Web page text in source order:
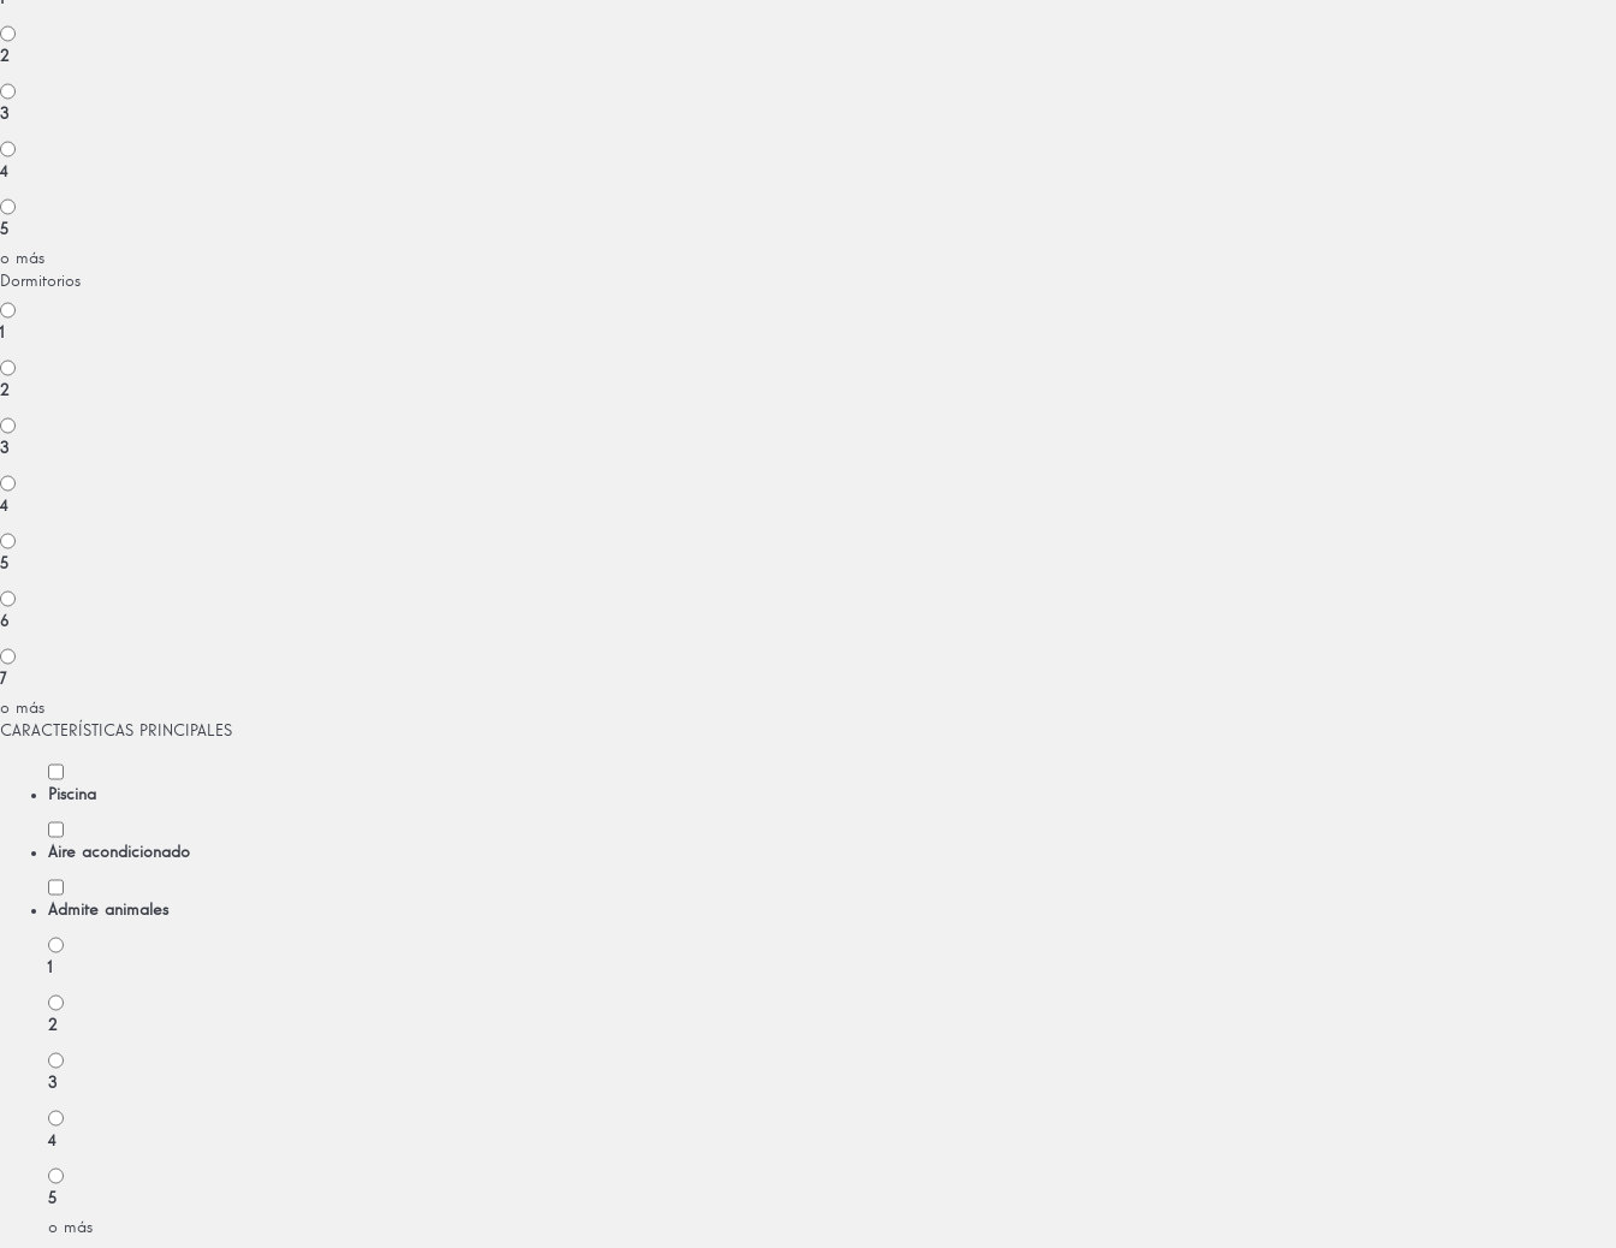
2
3
4
5
o más
Dormitorios
1
2
3
4
5
6
7
o más
CARACTERÍSTICAS PRINCIPALES
Piscina
Aire acondicionado
Admite animales
1
2
3
4
5
o más